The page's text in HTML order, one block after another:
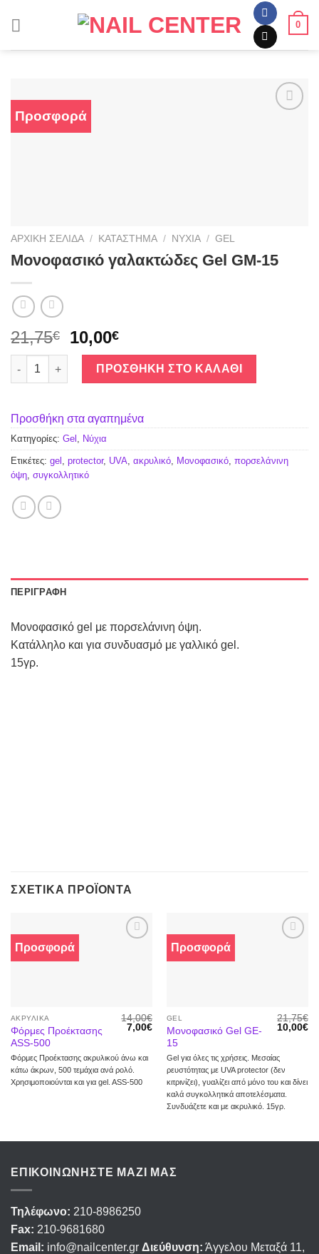
0
Προσφορά
ΑΡΧΙΚΉ ΣΕΛΊΔΑ / ΚΑΤΆΣΤΗΜΑ / ΝΎΧΙΑ / GEL
Μονοφασικό γαλακτώδες Gel GM-15
21,75€ 10,00€
Μονοφασικό γαλακτώδες Gel GM-15 ποσότητα
ΠΡΟΣΘΉΚΗ ΣΤΟ ΚΑΛΆΘΙ
Προσθήκη στα αγαπημένα
Κατηγορίες: Gel , Νύχια
Ετικέτες: gel , protector, UVA, ακρυλικό, Μονοφασικό, πορσελάνινη
όψη, συγκολλητικό
ΠΕΡΙΓΡΑΦΉ
Μονοφασικό gel με πορσελάνινη όψη.
Κατάλληλο και για συνδυασμό με γαλλικό gel.
15γρ.
ΣΧΕΤΙΚΆ ΠΡΟΪΌΝΤΑ
Προσφορά
ΑΚΡΥΛΙΚΆ
Φόρμες Προέκτασης
ASS-500
14,00€
7,00€
Φόρμες Προέκτασης ακρυλικού άνω και
κάτω άκρων, 500 τεμάχια ανά ρολό.
Χρησιμοποιούνται και για gel. ASS-500
Προσφορά
GEL
Μονοφασικό Gel GE-
15
21,75€
10,00€
Gel για όλες τις χρήσεις. Μεσαίας
ρευστότητας με UVA protector (δεν
κιτρινίζει), γυαλίζει από μόνο του και δίνει
καλά συγκολλητικά αποτελέσματα.
Συνδυάζετε και με ακρυλικό. 15γρ.
ΕΠΙΚΟΙΝΩΝΉΣΤΕ ΜΑΖΊ ΜΑΣ
Τηλέφωνο: 210-8986250
Fax: 210-9681680
Email: info@nailcenter.gr Διεύθυνση: Άγγελου Μεταξά 11,